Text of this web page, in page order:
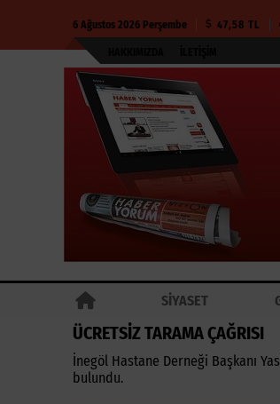
6 Ağustos 2026 Perşembe 47,58 TL
SİYASET
ÜCRETSİZ TARAMA ÇAĞRISI
İnegöl Hastane Derneği Başkanı
bulundu.